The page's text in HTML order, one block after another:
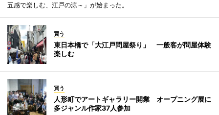
五感で楽しむ、江戸の涼～」が始まった。
買う
東日本橋で「大江戸問屋祭り」 一般客が問屋体験
楽しむ
買う
人形町でアートギャラリー開業 オープニング展に
多ジャンル作家37人参加